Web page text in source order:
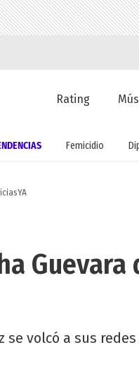
Rating
Femicidio
se volcó a sus